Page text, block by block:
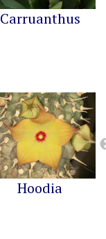
Carruanthus
Hoodia